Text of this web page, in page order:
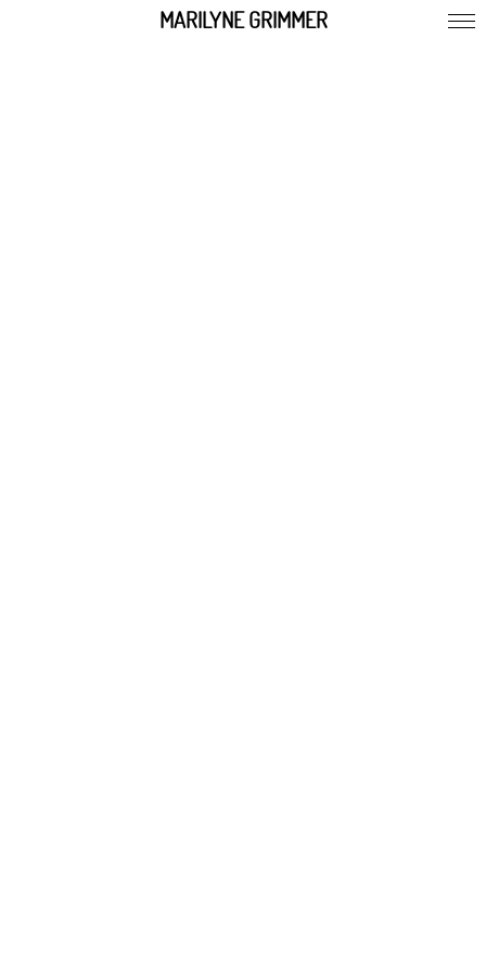
MARILYNE GRIMMER